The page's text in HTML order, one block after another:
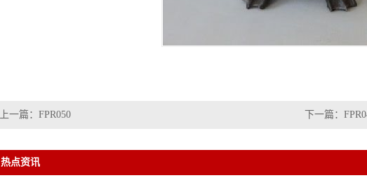
上一篇： FPR050 下一篇：
热点资讯